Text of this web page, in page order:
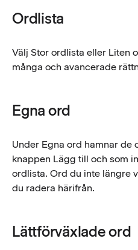
Ordlista
Välj Stor ordlista eller Liten
många och avancerade
Egna ord
Under Egna ord hamnar de
knappen Lägg till och som
ordlista. Ord du inte längre
du radera härifrån.
Lättförväxlade ord